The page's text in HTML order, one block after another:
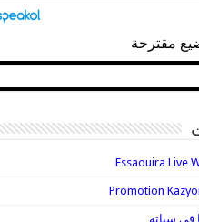
مقترحة
Essaouira Live
Promotion
سباتة